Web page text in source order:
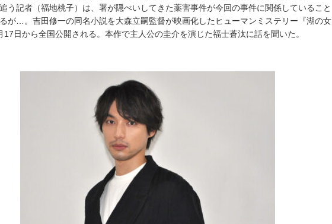
う記者（福地桃子）は、署が隠ぺいしてきた薬害事件が今回の事件に関係していること
が…。吉田修一の同名小説を大森立嗣監督が映画化したヒューマンミステリー『湖の女
17日から全国公開される。本作で主人公の圭介を演じた福士蒼汰に話を聞いた。